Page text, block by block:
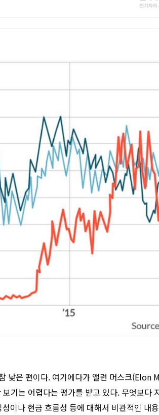
낮은 편이다. 여기에다가 앨런 머스크(Elon
기는 어렵다는 평가를 받고 있다. 무엇보다
이나 현금 흐름성 등에 대해서 비관적인 내